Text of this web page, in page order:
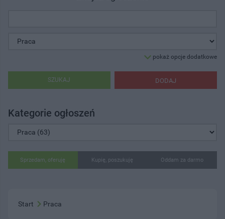
pokaż opcje dodatkowe
DODAJ
SZUKAJ
Kategorie ogłoszeń
Sprzedam, oferuję Kupię, poszukuję Oddam za darmo
Start Praca